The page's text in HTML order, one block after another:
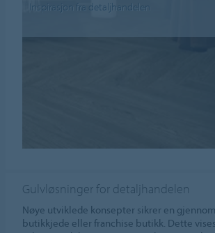
Inspirasjon fra detaljhandelen
Gulvløsninger for detaljhandelen
Nøye utviklede konsepter sikrer en
butikkjede eller franchise butikk. Dette